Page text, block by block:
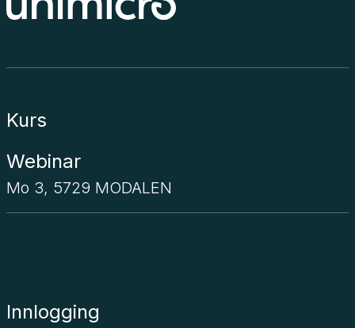
Kurs
Webinar
Mo 3, 5729 MODALEN
Innlogging